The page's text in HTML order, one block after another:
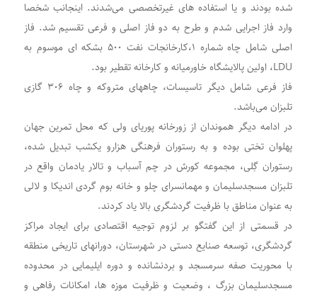
شده بودند و یا استفاده های غیرتخصصی می‌شدند. اینجانب شخصا
وارد فاز اجرایی شدم و طرح به دو فاز اصلی و فرعی تقسیم شد. فاز
اصلی شامل چاه شماره ۱،کارخانجات نفت ۵۰۰ بشکه ای موسوم به
LDU، اولین پالایشگاه خاورمیانه و کارخانه تقطیر بود.
فاز فرعی شامل دیگر تاسیسات، چاههای متروکه و چاه ۳۰۶ گازی
تلبزان می‌باشد.
در ادامه دیگر هموندان از زورخانه پوریای ولی که محل تمرین جهان
پهلوان تختی بوده و به رستوران فرهنگی هزارو یکشب تبدیل شده،
رستوران گِلی، مجموعه کورش در چم آسباب و تالار یادمان واقع در
تلبزان مسجدسلیمان و مهمانسرای چلو و خانه بوم گردی اندیکا و لالی
به عنوان مناطق با ظرفیت گردشگری بالا یاد کردند.
در قسمتی از این گفتگو بر لزوم توجیه اقتصادی برای ایجاد مراکز
گردشگری، توسعه صنایع دستی در شهرستان، دورانهای تاریخی منطقه
با محوریت صفه سرمسجد و بردنشانده و دوره ایلیمایی در محدوده
مسجدسلیمان بزرگ ، وضعیت و ظرفیت موزه ها، امکانات رفاهی و